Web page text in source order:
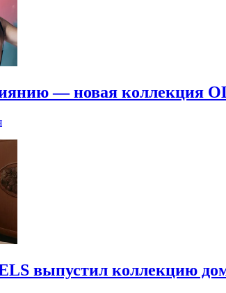
— новая коллекция
выпустил коллекцию